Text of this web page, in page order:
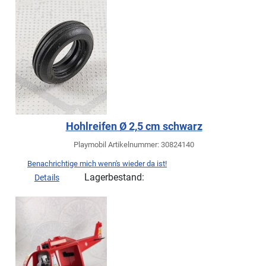
Hohlreifen Ø 2,5 cm schwarz
Playmobil Artikelnummer: 30824140
Benachrichtige mich wenn's wieder da ist!
Details Lagerbestand: